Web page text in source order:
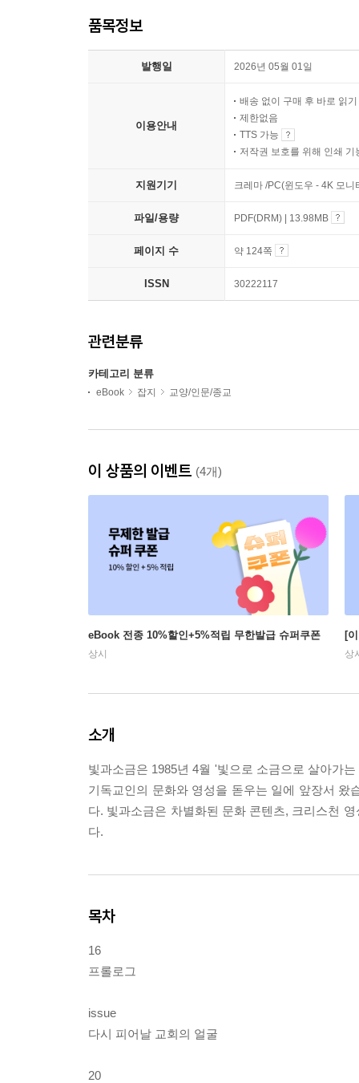
품목정보
발행일 2026년 05월 01일
이용안내
배송 없이 구매 후 바로 읽기
제한없음
TTS 가능
저작권 보호를 위해 인쇄 기
지원기기 크레마 /PC(윈도우 - 4K 모
파일/용량 PDF(DRM) | 13.98MB
페이지 수 약 124쪽
ISSN 30222117
관련분류
카테고리 분류
eBook 잡지 교양/인문/종교
이 상품의 이벤트 (4개)
eBook 전종 10%할인+5%적립 무한발급 슈퍼쿠폰
상시
[
상
소개
빛과소금은 1985년 4월 '빛으로 소금으로 살아가
기독교인의 문화와 영성을 돋우는 일에 앞장서
다. 빛과소금은 차별화된 문화 콘텐츠, 크리스천
다.
목차
16
프롤로그
issue
다시 피어날 교회의 얼굴
20